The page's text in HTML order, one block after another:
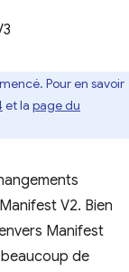
Pour en savoir
et la page du
V2. Bien
Manifest
de